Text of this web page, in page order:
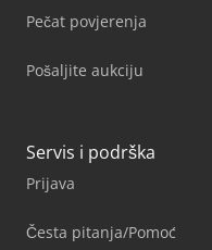
Pečat povjerenja
Pošaljite aukciju
Servis i podrška
Prijava
Česta pitanja/Pomoć